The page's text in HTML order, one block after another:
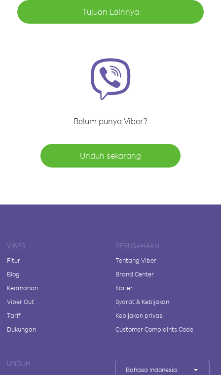
Tujuan Lainnya
Belum punya Viber?
Unduh sekarang
VIBER
Fitur
Blog
Keamanan
Viber Out
Tarif
Dukungan
PERUSAHAAN
Tentang Viber
Brand Center
Karier
Syarat & Kebijakan
Kebijakan privasi
Customer Complaints Code
UNDUH
Bahasa Indonesia